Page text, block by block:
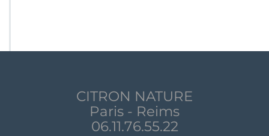
CITRON NATURE
Paris - Reims
06.11.76.55.22